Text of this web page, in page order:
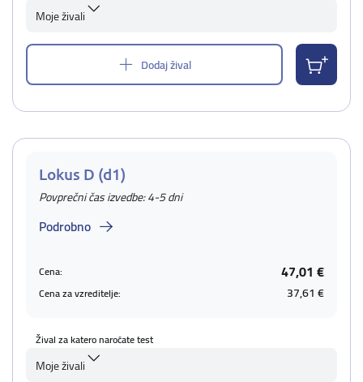
Moje živali
Dodaj žival
Lokus D (d1)
Povprečni čas izvedbe: 4-5 dni
Podrobno
Cena: 47,01 €
Cena za vzreditelje: 37,61 €
Žival za katero naročate test
Moje živali